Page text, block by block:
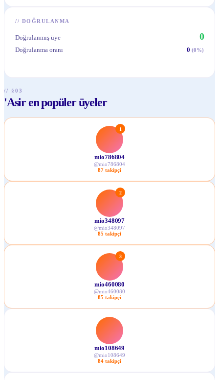
// DOĞRULANMA
Doğrulanmış üye 0
Doğrulanma oranı 0 (0%)
// §03
'Asir en popüler üyeler
1
mio786804
@mio786804
87 takipçi
2
mio348097
@mio348097
85 takipçi
3
mio460080
@mio460080
85 takipçi
mio108649
@mio108649
84 takipçi